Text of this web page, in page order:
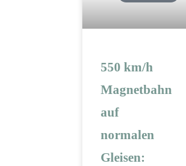
550 km/h
Magnetbahn
auf
normalen
Gleisen: